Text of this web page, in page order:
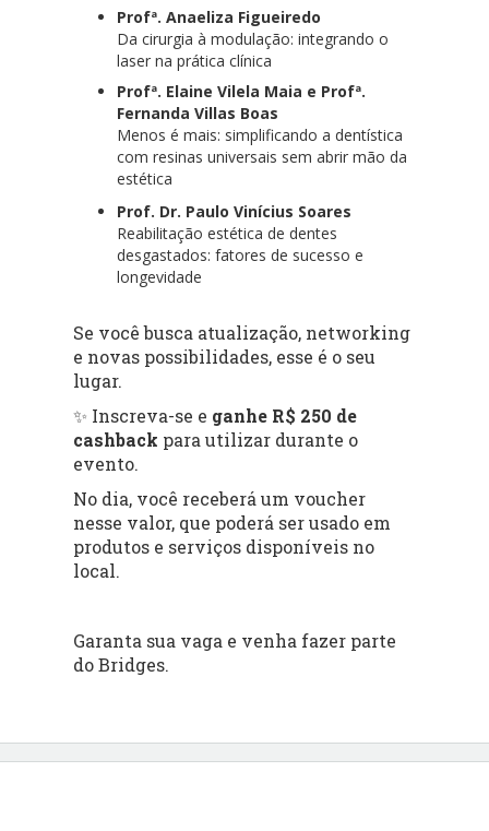
Profª. Anaeliza Figueiredo
Da cirurgia à modulação: integrando o
laser na prática clínica
Profª. Elaine Vilela Maia e Profª.
Fernanda Villas Boas
Menos é mais: simplificando a dentística
com resinas universais sem abrir mão da
estética
Prof. Dr. Paulo Vinícius Soares
Reabilitação estética de dentes
desgastados: fatores de sucesso e
longevidade
Se você busca atualização, networking
e novas possibilidades, esse é o seu
lugar.
✨ Inscreva-se e ganhe R$ 250 de
cashback para utilizar durante o
evento.
No dia, você receberá um voucher
nesse valor, que poderá ser usado em
produtos e serviços disponíveis no
local.
Garanta sua vaga e venha fazer parte
do Bridges.